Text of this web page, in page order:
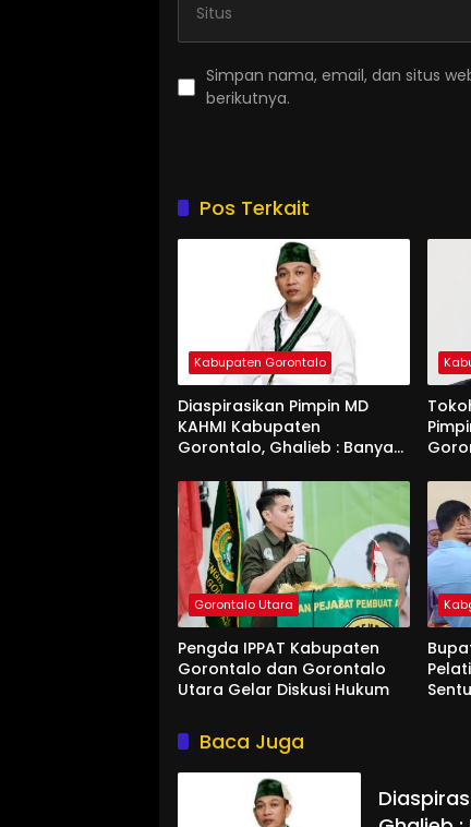
Simpan nama, email, dan situs
berikutnya.
Pos Terkait
Kabupaten Gorontalo
Diaspirasikan Pimpin MD
KAHMI Kabupaten
Gorontalo, Ghalieb : Banyak
Gorontalo Utara
Pengda IPPAT Kabupaten
Gorontalo dan Gorontalo
Utara Gelar Diskusi Hukum
Baca Juga